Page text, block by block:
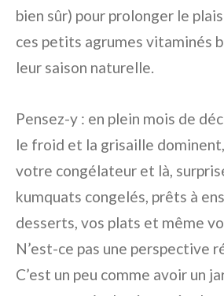
bien sûr) pour prolonger le
ces petits agrumes vitaminés
leur saison naturelle.
Pensez-y : en plein mois de
le froid et la grisaille
votre congélateur et là,
kumquats congelés, prêts à
desserts, vos plats et même
N’est-ce pas une perspective
C’est un peu comme avoir un